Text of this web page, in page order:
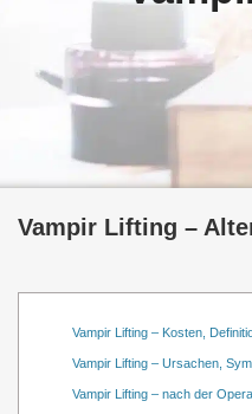
Vampir Lifting –
Vampir Lifting – Kosten,
Vampir Lifting – Ursachen,
Vampir Lifting – nach der